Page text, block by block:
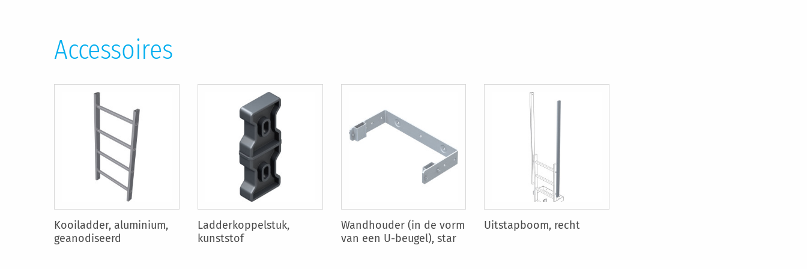
Accessoires
Kooiladder, aluminium,
geanodiseerd
Ladderkoppelstuk,
kunststof
Wandhouder (in de vorm
van een U-beugel), star
Uitstapboom, recht